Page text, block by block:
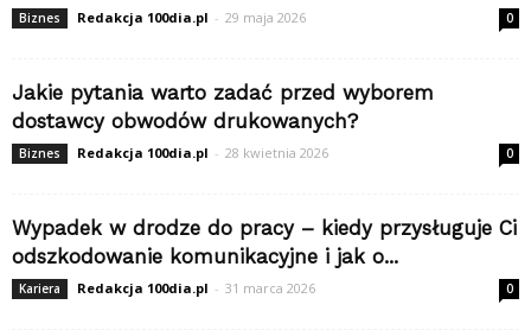
Biznes Redakcja 100dia.pl - 29 maja 2026 0
Jakie pytania warto zadać przed wyborem
dostawcy obwodów drukowanych?
Biznes Redakcja 100dia.pl - 28 kwietnia 2026 0
Wypadek w drodze do pracy – kiedy przysługuje Ci
odszkodowanie komunikacyjne i jak o...
Kariera Redakcja 100dia.pl - 31 marca 2026 0